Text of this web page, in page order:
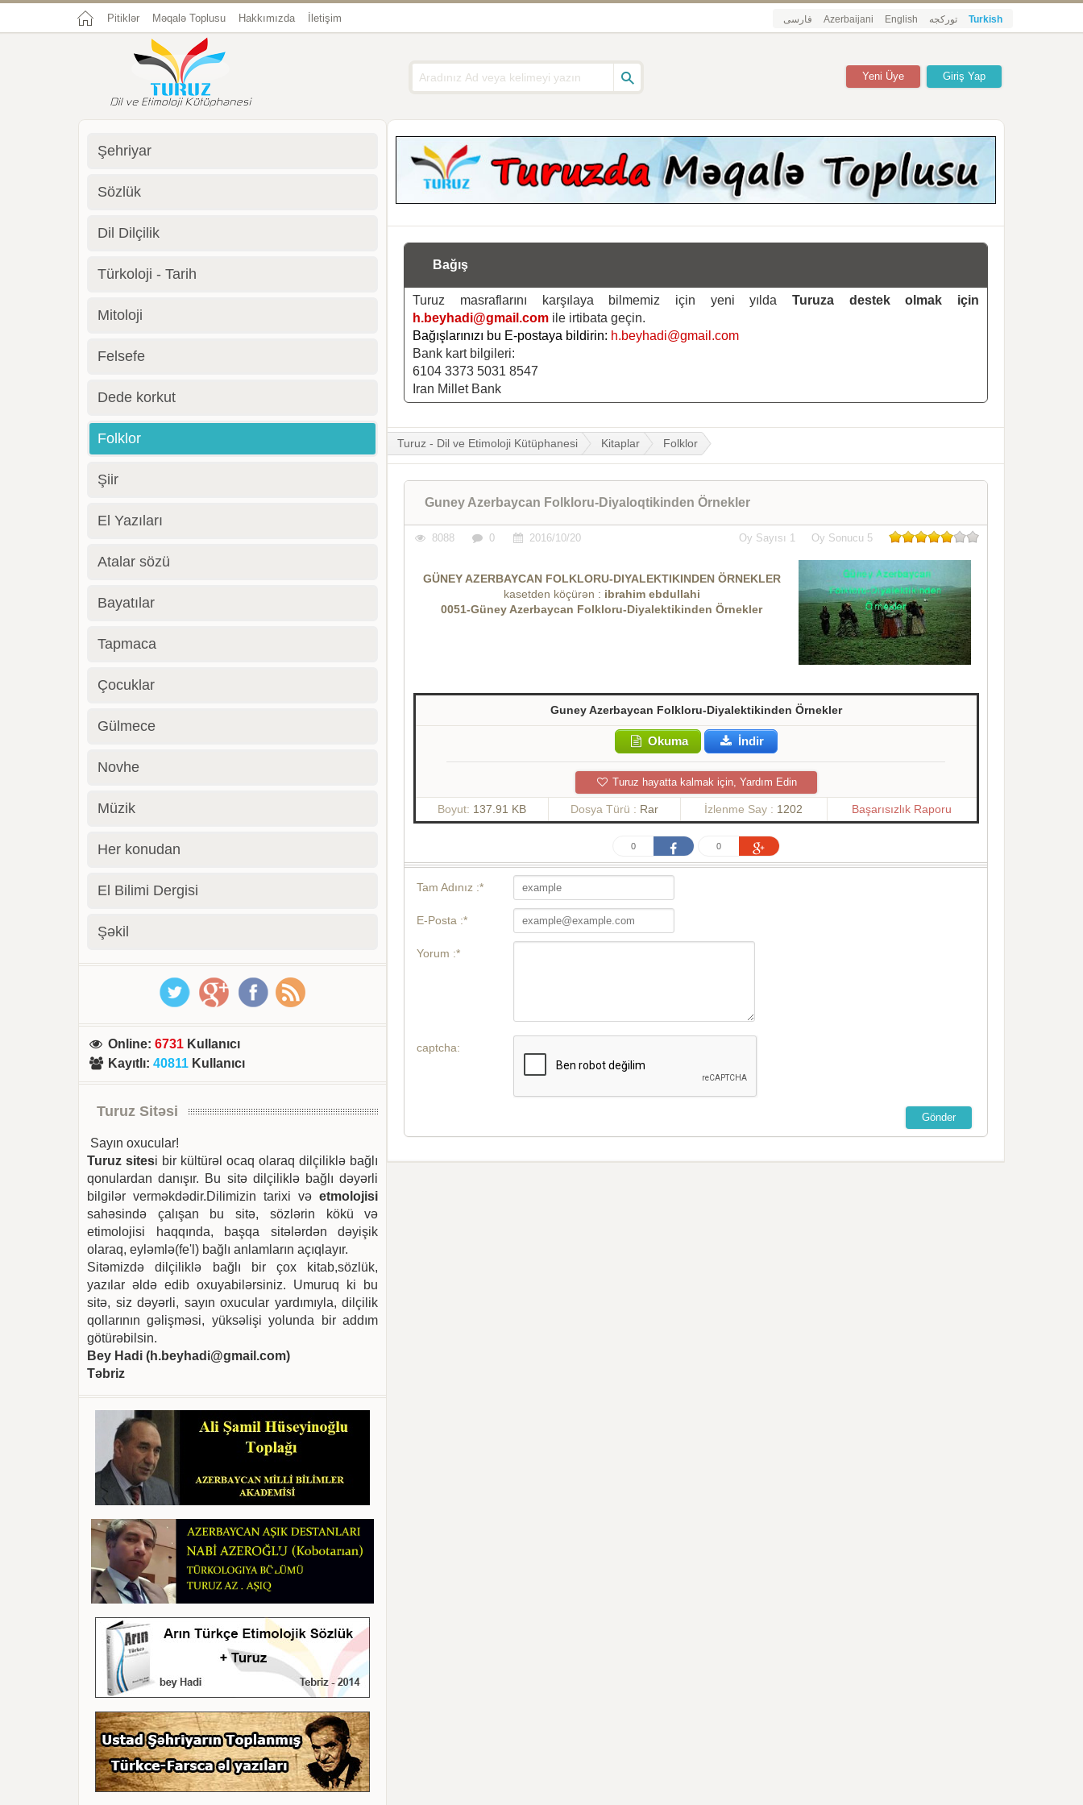
Pitiklər Məqalə Toplusu Hakkımızda İletişim فارسی Azerbaijani English تورکجه Turkish
Giriş Yap
Yeni Üye
Bağış
Turuz masraflarını karşılaya bilmemiz için yeni yıldaTuruza destek olmak için
h.beyhadi@gmail.com ile irtibata geçin.
Bağışlarınızı bu E-postaya bildirin: h.beyhadi@gmail.com
Bank kart bilgileri:
6104 3373 5031 8547
Iran Millet Bank
Turuz - Dil ve Etimoloji Kütüphanesi Kitaplar Folklor
Guney Azerbaycan Folkloru-Diyaloqtikinden Örnekler
8088 0 2016/10/20 Oy Sayısı 1 Oy Sonucu 5
GÜNEY AZERBAYCAN FOLKLORU-DIYALEKTIKINDEN ÖRNEKLER
kasetden köçürən : ibrahim ebdullahi
0051-Güney Azerbaycan Folkloru-Diyalektikinden Örnekler
Guney Azerbaycan Folkloru-Diyalektikinden Örnekler
Okuma İndir
Turuz hayatta kalmak için, Yardım Edin
Boyut: 137.91 KB Dosya Türü : Rar İzlenme Say : 1202 Başarısızlık Raporu
0 0
Tam Adınız :*
E-Posta :*
Yorum :*
captcha:
Şehriyar
Sözlük
Dil Dilçilik
Türkoloji - Tarih
Mitoloji
Felsefe
Dede korkut
Folklor
Şiir
El Yazıları
Atalar sözü
Bayatılar
Tapmaca
Çocuklar
Gülmece
Novhe
Müzik
Her konudan
El Bilimi Dergisi
Şəkil
Online:6731 Kullanıcı
Kayıtlı:40811 Kullanıcı
Turuz Sitəsi
Sayın oxucular!
Turuz sitesi bir kültürəl ocaq olaraq dilçiliklə bağlı
qonulardan danışır. Bu sitə dilçiliklə bağlı dəyərli
bilgilər verməkdədir.Dilimizin tarixi vəetmolojisi
sahəsində çalışan bu sitə, sözlərin kökü və
etimolojisi haqqında, başqa sitələrdən dəyişik
olaraq, eyləmlə(fe'l) bağlı anlamların açıqlayır.
Sitəmizdə dilçiliklə bağlı bir çox kitab,sözlük,
yazılar əldə edib oxuyabilərsiniz. Umuruq ki bu
sitə, siz dəyərli, sayın oxucular yardımıyla, dilçilik
qollarının gəlişməsi, yüksəlişi yolunda bir addım
götürəbilsin.
Bey Hadi (h.beyhadi@gmail.com)
Təbriz